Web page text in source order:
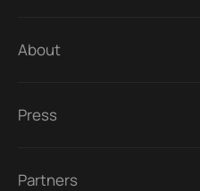
About
Press
Partners